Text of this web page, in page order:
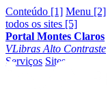
Conteúdo [1] Menu [2]
todos os sites [5]
Portal Montes Claros
VLibras Alto Contraste
Serviços Sites